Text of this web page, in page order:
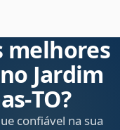
melhores
Jardim
confiável na sua